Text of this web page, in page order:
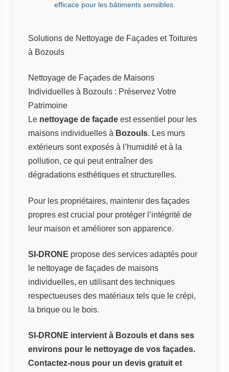
efficace pour les bâtiments sensibles.
Solutions de Nettoyage de Façades et Toitures
à Bozouls
Nettoyage de Façades de Maisons
Individuelles à Bozouls : Préservez Votre
Patrimoine
Le nettoyage de façadeest essentiel pour les
maisons individuelles à Bozouls. Les murs
extérieurs sont exposés à l’humidité et à la
pollution, ce qui peut entraîner des
dégradations esthétiques et structurelles.
Pour les propriétaires, maintenir des façades
propres est crucial pour protéger l’intégrité de
leur maison et améliorer son apparence.
SI-DRONE propose des services adaptés pour
le nettoyage de façades de maisons
individuelles, en utilisant des techniques
respectueuses des matériaux tels que le crépi,
la brique ou le bois.
SI-DRONE intervient à Bozouls et dans ses
environs pour le nettoyage de vos façades.
Contactez-nous pour un devis gratuit et